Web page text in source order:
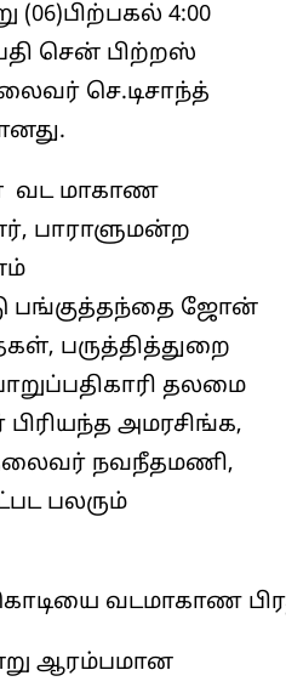
(06)பிற்பகல் 4:00
சென் பிற்றஸ்
செ.டிசாந்த்
வட மாகாண
பாராளுமன்ற
பங்குத்தந்தை ஜோன்
பருத்தித்துறை
தலமை
அமரசிங்க,
நவநீதமணி,
பலரும்
வடமாகாண
ஆரம்பமான